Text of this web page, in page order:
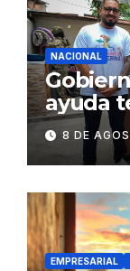
NACIONAL
ayuda
Bono
familia
8 DE
EMPRESARIAL